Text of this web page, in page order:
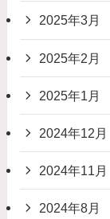
2025年3月
2025年2月
2025年1月
2024年12月
2024年11月
2024年8月